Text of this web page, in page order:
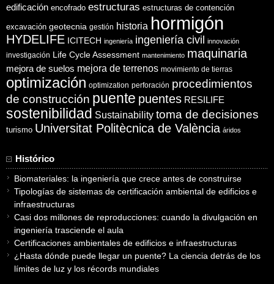
edificación encofrado estructuras estructuras de contención
excavación geotecnia gestión historia hormigón
HYDELIFE ICITECH ingeniería ingeniería civil innovación
investigación Life Cycle Assessment mantenimiento maquinaria
mejora de suelos mejora de terrenos movimiento de tierras
optimización optimization perforación procedimientos
de construcción puente puentes RESILIFE
sostenibilidad Sustainability toma de decisiones
turismo Universitat Politècnica de València áridos
Histórico
Biomateriales: la ingeniería que crece antes de construirse
Tipologías de sistemas de certificación ambiental de edificios e
infraestructuras
Casi dos millones de reproducciones: cuando la divulgación en
ingeniería trasciende el aula
Certificaciones ambientales de edificios e infraestructuras
¿Hasta dónde puede llegar un puente? La ciencia detrás de los
límites de luz y los récords mundiales